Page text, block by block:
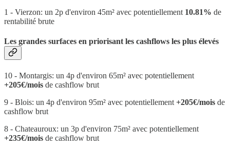
1 - Vierzon: un 2p d'environ 45m² avec potentiellement 10.81% de
rentabilité brute
Les grandes surfaces en priorisant les cashflows les plus élevés
10 - Montargis: un 4p d'environ 65m² avec potentiellement
+205€/mois de cashflow brut
9 - Blois: un 4p d'environ 95m² avec potentiellement +205€/mois de
cashflow brut
8 - Chateauroux: un 3p d'environ 75m² avec potentiellement
+235€/mois de cashflow brut